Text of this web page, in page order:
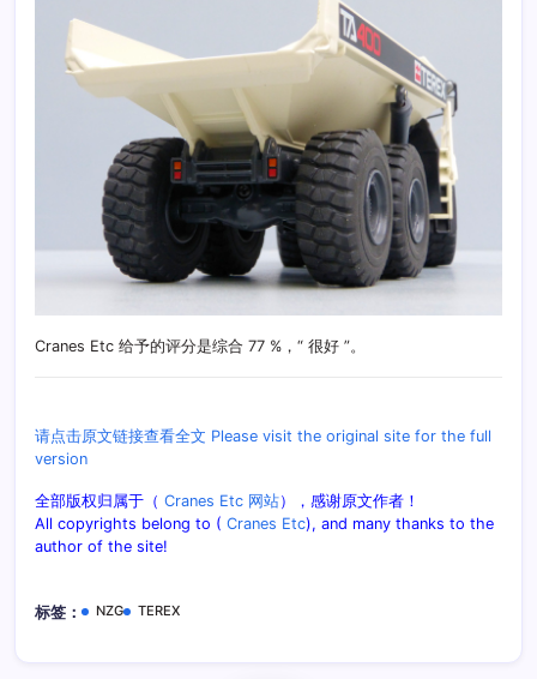
Cranes Etc 给予的评分是综合 77 %，“ 很好 ”。
请点击原文链接查看全文 Please visit the original site for the full
version
全部版权归属于（ Cranes Etc 网站），感谢原文作者！
All copyrights belong to ( Cranes Etc), and many thanks to the
author of the site!
标签： NZG TEREX